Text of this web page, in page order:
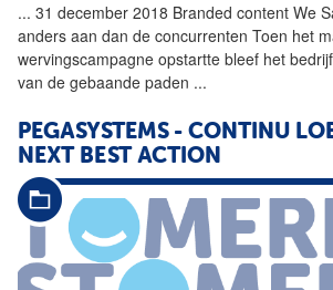
... 31 december 2018 Branded content We
anders aan dan de concurrenten Toen het
wervingscampagne opstartte bleef het
van de gebaande paden ...
PEGASYSTEMS - CONTINU
NEXT BEST ACTION